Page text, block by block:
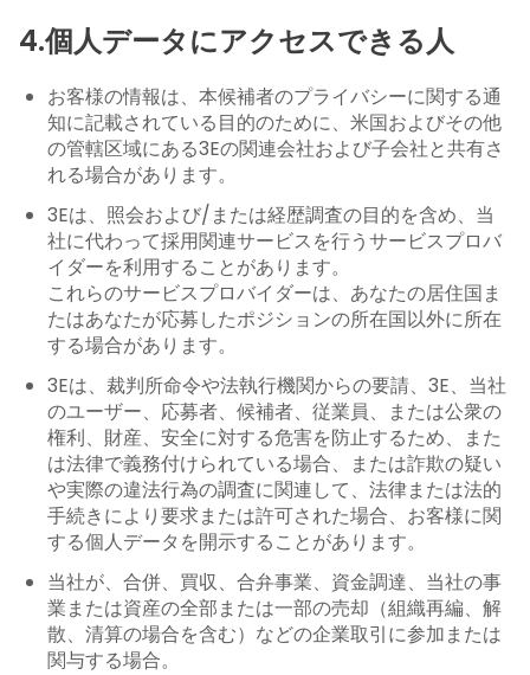
4.個人データにアクセスできる人
お客様の情報は、本候補者のプライバシーに関する通
知に記載されている目的のために、米国およびその他
の管轄区域にある3Eの関連会社および子会社と共有さ
れる場合があります。
3Eは、照会および/または経歴調査の目的を含め、当
社に代わって採用関連サービスを行うサービスプロバ
イダーを利用することがあります。
これらのサービスプロバイダーは、あなたの居住国ま
たはあなたが応募したポジションの所在国以外に所在
する場合があります。
3Eは、裁判所命令や法執行機関からの要請、3E、当社
のユーザー、応募者、候補者、従業員、または公衆の
権利、財産、安全に対する危害を防止するため、また
は法律で義務付けられている場合、または詐欺の疑い
や実際の違法行為の調査に関連して、法律または法的
手続きにより要求または許可された場合、お客様に関
する個人データを開示することがあります。
当社が、合併、買収、合弁事業、資金調達、当社の事
業または資産の全部または一部の売却（組織再編、解
散、清算の場合を含む）などの企業取引に参加または
関与する場合。